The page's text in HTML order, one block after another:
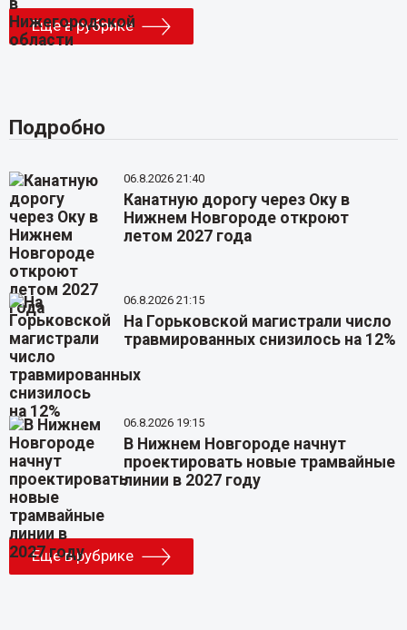
Еще в рубрике
Подробно
06.8.2026 21:40
Канатную дорогу через Оку в
Нижнем Новгороде откроют
летом 2027 года
06.8.2026 21:15
На Горьковской магистрали число
травмированных снизилось на 12%
06.8.2026 19:15
В Нижнем Новгороде начнут
проектировать новые трамвайные
линии в 2027 году
Еще в рубрике